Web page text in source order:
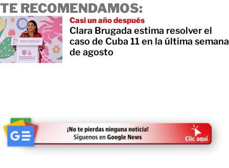
TE RECOMENDAMOS:
Casi un año después
Clara Brugada estima resolver el
caso de Cuba 11 en la última semana
de agosto